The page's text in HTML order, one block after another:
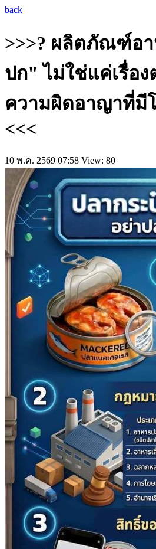
back
>>>? ผลิตภัณฑ์อ
ปก" ไม่ใช่แค่เรื่อ
ความผิดอาญาที่มี
<<<
10 พ.ค. 2569 07:58 View: 80